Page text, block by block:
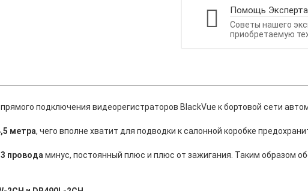
Помощь Эксперта
Советы нашего
приобретаемую
подключения видеорегистраторов BlackVue к бортовой сети
метра, чего вполне хватит для подводки к салонной коробке
3 провода минус, постоянный плюс и плюс от зажигания. Таким образом